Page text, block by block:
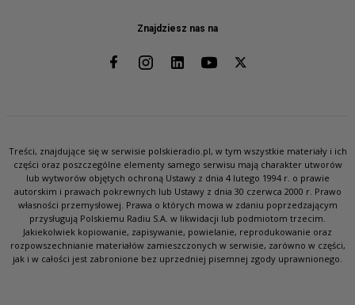
Znajdziesz nas na
Treści, znajdujące się w serwisie polskieradio.pl, w tym wszystkie materiały i ich
części oraz poszczególne elementy samego serwisu mają charakter utworów
lub wytworów objętych ochroną Ustawy z dnia 4 lutego 1994 r. o prawie
autorskim i prawach pokrewnych lub Ustawy z dnia 30 czerwca 2000 r. Prawo
własności przemysłowej. Prawa o których mowa w zdaniu poprzedzającym
przysługują Polskiemu Radiu S.A. w likwidacji lub podmiotom trzecim.
Jakiekolwiek kopiowanie, zapisywanie, powielanie, reprodukowanie oraz
rozpowszechnianie materiałów zamieszczonych w serwisie, zarówno w części,
jak i w całości jest zabronione bez uprzedniej pisemnej zgody uprawnionego.